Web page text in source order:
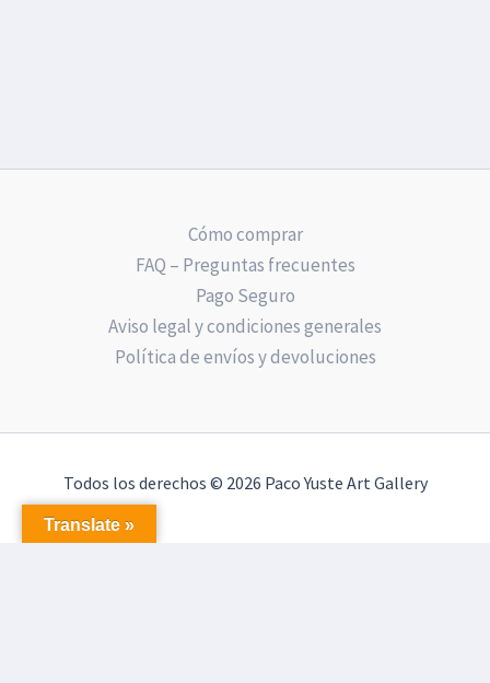
Cómo comprar
FAQ – Preguntas frecuentes
Pago Seguro
Aviso legal y condiciones generales
Política de envíos y devoluciones
Todos los derechos © 2026 Paco Yuste Art Gallery
Translate »